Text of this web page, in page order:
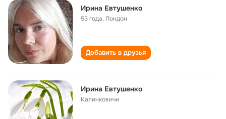
Ирина Евтушенко
53 года,Лондон
Добавить в друзья
Ирина Евтушенко
Калинковичи